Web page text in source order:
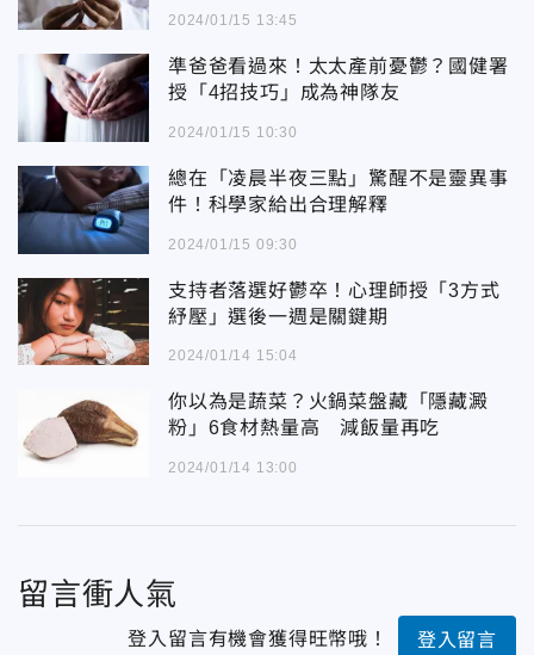
2024/01/15 13:45
準爸爸看過來！太太產前憂鬱？國健署
授「4招技巧」成為神隊友
2024/01/15 10:30
總在「凌晨半夜三點」驚醒不是靈異事
件！科學家給出合理解釋
2024/01/15 09:30
支持者落選好鬱卒！心理師授「3方式
紓壓」選後一週是關鍵期
2024/01/14 15:04
你以為是蔬菜？火鍋菜盤藏「隱藏澱
粉」6食材熱量高 減飯量再吃
2024/01/14 13:00
留言衝人氣
登入留言有機會獲得旺幣哦！ 登入留言